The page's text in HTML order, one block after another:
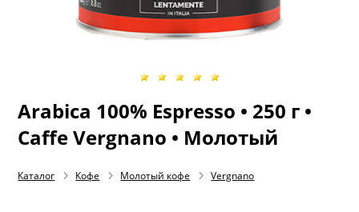
Arabica 100% Espresso • 250 г •
Caffe Vergnano • Молотый
Каталог Кофе Молотый кофе Vergnano